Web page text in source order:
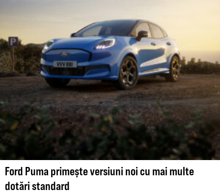
Ford Puma primește versiuni noi cu mai multe
dotări standard